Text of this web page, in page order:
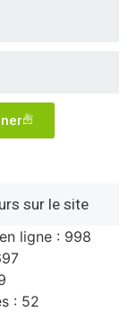
sur le site
ligne : 998
: 52